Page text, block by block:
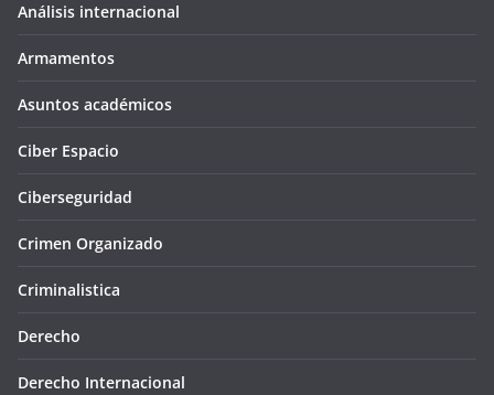
Análisis internacional
Armamentos
Asuntos académicos
Ciber Espacio
Ciberseguridad
Crimen Organizado
Criminalistica
Derecho
Derecho Internacional